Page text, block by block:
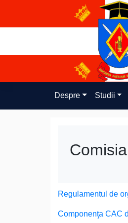
content
Despre Studii
Regulamentul de
Componenţa CAC